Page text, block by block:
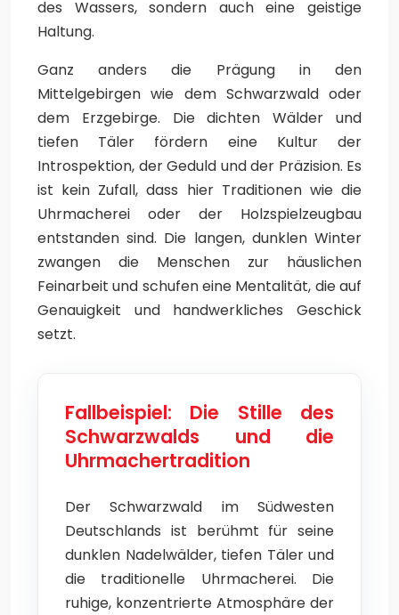
des Wassers, sondern auch eine geistige
Haltung.
Ganz anders die Prägung in den
Mittelgebirgen wie dem Schwarzwald oder
dem Erzgebirge. Die dichten Wälder und
tiefen Täler fördern eine Kultur der
Introspektion, der Geduld und der Präzision. Es
ist kein Zufall, dass hier Traditionen wie die
Uhrmacherei oder der Holzspielzeugbau
entstanden sind. Die langen, dunklen Winter
zwangen die Menschen zur häuslichen
Feinarbeit und schufen eine Mentalität, die auf
Genauigkeit und handwerkliches Geschick
setzt.
Fallbeispiel: Die Stille des
Schwarzwalds und die
Uhrmachertradition
Der Schwarzwald im Südwesten
Deutschlands ist berühmt für seine
dunklen Nadelwälder, tiefen Täler und
die traditionelle Uhrmacherei. Die
ruhige, konzentrierte Atmosphäre der